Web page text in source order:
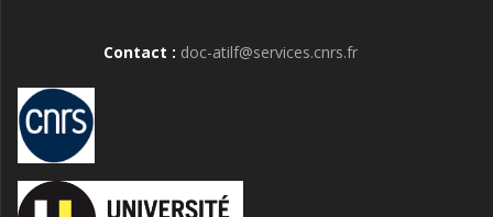
Contact : doc-atilf@services.cnrs.fr